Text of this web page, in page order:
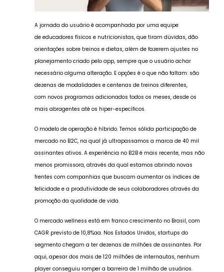
A jornada do usuário é acompanhada por uma equipe
de educadores físicos e nutricionistas, que tiram dúvidas, dão
orientações sobre treinos e dietas, além de fazerem ajustes no
planejamento criado pelo app, sempre que o usuário achar
necessário alguma alteração. E opções é o que não faltam: são
dezenas de modalidades e centenas de treinos diferentes,
com novos programas adicionados todos os meses, desde os
mais abragentes até os hiper-específicos.
O modelo de operação é híbrido. Temos sólida participação de
mercado no B2C, na qual já ultrapassamos a marca de 40 mil
assinantes ativos. A experiência no B2B é mais recente, mas não
menos promissora, através da qual estamos abrindo novas
frentes com companhias que buscam aumentar os índices de
felicidade e a produtividade de seus colaboradores através da
promoção da qualidade de vida.
O mercado wellness está em franco crescimento no Brasil, com
CAGR previsto de 10,8%aa. Nos Estados Unidos, startups do
segmento chegam a ter dezenas de milhões de assinantes. Por
aqui, apesar dos mais de 120 milhões de internautas, nenhum
player conseguiu romper a barreira de 1 milhão de usuários.